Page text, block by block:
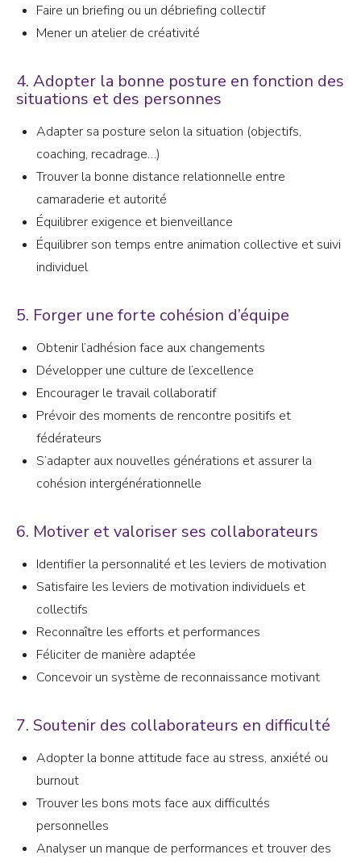
Faire un briefing ou un débriefing collectif
Mener un atelier de créativité
4. Adopter la bonne posture en fonction des
situations et des personnes
Adapter sa posture selon la situation (objectifs,
coaching, recadrage…)
Trouver la bonne distance relationnelle entre
camaraderie et autorité
Équilibrer exigence et bienveillance
Équilibrer son temps entre animation collective et suivi
individuel
5. Forger une forte cohésion d’équipe
Obtenir l’adhésion face aux changements
Développer une culture de l’excellence
Encourager le travail collaboratif
Prévoir des moments de rencontre positifs et
fédérateurs
S’adapter aux nouvelles générations et assurer la
cohésion intergénérationnelle
6. Motiver et valoriser ses collaborateurs
Identifier la personnalité et les leviers de motivation
Satisfaire les leviers de motivation individuels et
collectifs
Reconnaître les efforts et performances
Féliciter de manière adaptée
Concevoir un système de reconnaissance motivant
7. Soutenir des collaborateurs en difficulté
Adopter la bonne attitude face au stress, anxiété ou
burnout
Trouver les bons mots face aux difficultés
personnelles
Analyser un manque de performances et trouver des